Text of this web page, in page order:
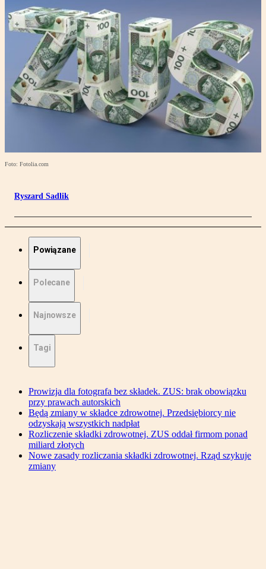
Foto: Fotolia.com
Ryszard Sadlik
Powiązane
Polecane
Najnowsze
Tagi
Prowizja dla fotografa bez składek. ZUS: brak obowiązku
przy prawach autorskich
Będą zmiany w składce zdrowotnej. Przedsiębiorcy nie
odzyskają wszystkich nadpłat
Rozliczenie składki zdrowotnej. ZUS oddał firmom ponad
miliard złotych
Nowe zasady rozliczania składki zdrowotnej. Rząd szykuje
zmiany